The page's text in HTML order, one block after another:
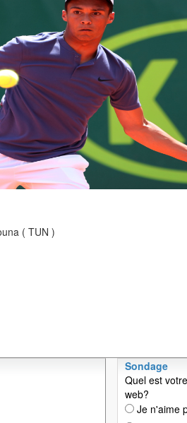
( TUN )
Sondage
Quel est
web?
Je n'aime